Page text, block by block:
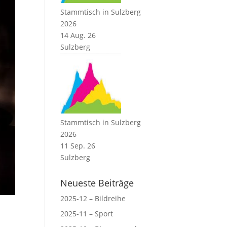
Stammtisch in Sulzberg
2026
14 Aug. 26
Sulzberg
Stammtisch in Sulzberg
2026
11 Sep. 26
Sulzberg
Neueste Beiträge
2025-12 – Bildreihe
2025-11 – Sport